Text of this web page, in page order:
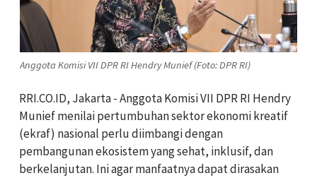
Anggota Komisi VII DPR RI Hendry Munief (Foto: DPR RI)
RRI.CO.ID, Jakarta - Anggota Komisi VII DPR RI Hendry
Munief menilai pertumbuhan sektor ekonomi kreatif
(ekraf) nasional perlu diimbangi dengan
pembangunan ekosistem yang sehat, inklusif, dan
berkelanjutan. Ini agar manfaatnya dapat dirasakan